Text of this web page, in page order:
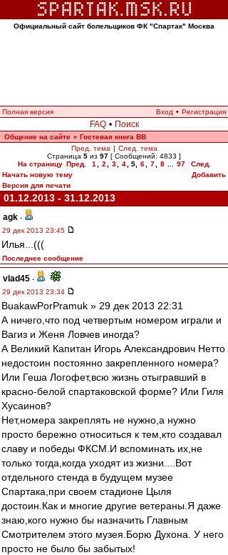
Официальный сайт болельщиков ФК "Спартак" Москва
Полная версия Вход • Регистрация
FAQ • Поиск
Общение на сайте » Гостевая книга ВВ
Пред. тема | След. тема
Страница 5 из 97 [ Сообщений: 4833 ]
На страницу Пред. 1 2 3 4 5, 6 7 8 97
След.
Начать новую тему
Добавить
Версия для печати
01.12.2013 - 31.12.2013
agk -
29 дек 2013 23:45
Илья...(((
Последнее сообщение
vlad45 -
29 дек 2013 23:34
BuakawPorPramuk » 29 дек 2013 22:31
А ничего,что под четвертым номером играли и
Вагиз и Женя Ловчев иногда?
А Великий Капитан Игорь Александрович Нетто
недостоин постоянно закрепленного номера?
Или Геша Логофет,всю жизнь отыгравший в
красно-белой спартаковской форме? Или Гиля
Хусаинов?
Нет,номера закреплять не нужно,а нужно
просто бережно относиться к тем,кто создавал
славу и победы ФКСМ.И вспоминать их,не
только тогда,когда уходят из жизни....Вот
отдельного стенда в будущем музее
Спартака,при своем стадионе Цыля
достоин.Как и многие другие ветераны.Я даже
знаю,кого нужно бы назначить Главным
Смотрителем этого музея.Борю Духона. У него
просто не было бы забытых!